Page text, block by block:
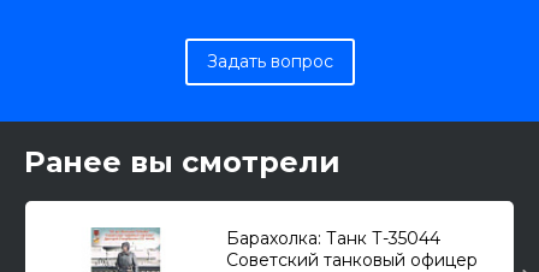
Задать вопрос
Ранее вы смотрели
Барахолка: Танк Т-35044
Советский танковый офицер